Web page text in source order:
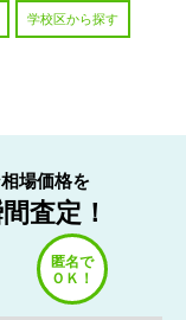
学校区から探す
場価格を
査定！